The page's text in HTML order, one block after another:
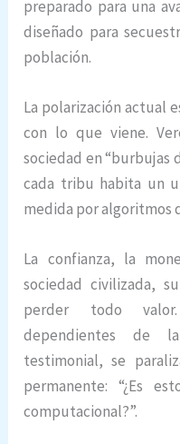
preparado para una
diseñado para
población.
La polarización actual
con lo que viene.
sociedad en “burbujas
cada tribu habita un
medida por algoritmos
La confianza, la
sociedad civilizada,
perder todo
dependientes de
testimonial, se
permanente: “¿Es
computacional?”.